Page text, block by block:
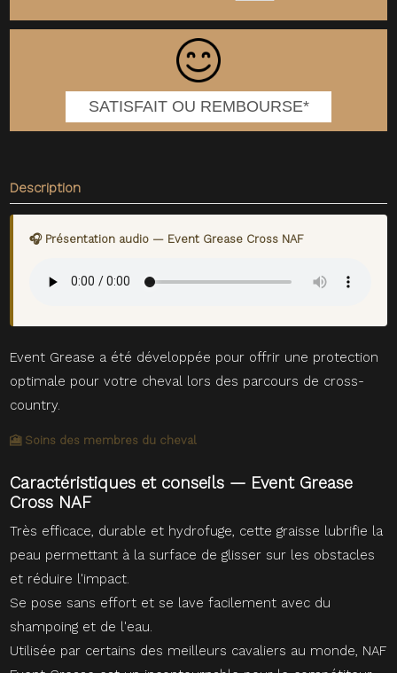
SATISFAIT OU REMBOURSE*
Description
🎧 Présentation audio — Event Grease Cross NAF
Event Grease a été développée pour offrir une protection
optimale pour votre cheval lors des parcours de cross-
country.
🎦 Soins des membres du cheval
Caractéristiques et conseils — Event Grease
Cross NAF
Très efficace, durable et hydrofuge, cette graisse lubrifie la
peau permettant à la surface de glisser sur les obstacles
et réduire l'impact.
Se pose sans effort et se lave facilement avec du
shampoing et de l'eau.
Utilisée par certains des meilleurs cavaliers au monde, NAF